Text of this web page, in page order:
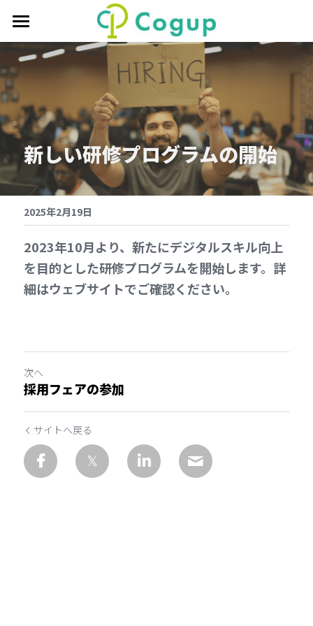
ホーム
サービス
代表挨拶
会社概要
ポリシー
新しい研修プログラムの開始
2025年2月19日
2023年10月より、新たにデジタルスキル向上
を目的とした研修プログラムを開始します。詳
細はウェブサイトでご確認ください。
次へ
採用フェアの参加
サイトへ戻る